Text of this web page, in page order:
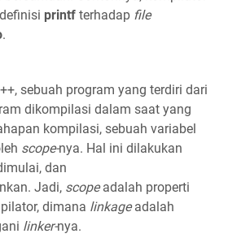
printf terhadap file
.
sebuah program yang terdiri dari
dikompilasi dalam saat yang
kompilasi, sebuah variabel
scope-nya. Hal ini dilakukan
dan
Jadi, scopeadalah properti
dimana linkageadalah
linker-nya.